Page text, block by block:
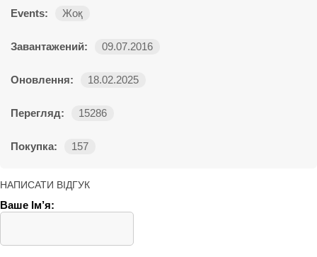
Events: Жоқ
Завантажений: 09.07.2016
Оновлення: 18.02.2025
Перегляд: 15286
Покупка: 157
НАПИСАТИ ВІДГУК
Ваше Ім’я: